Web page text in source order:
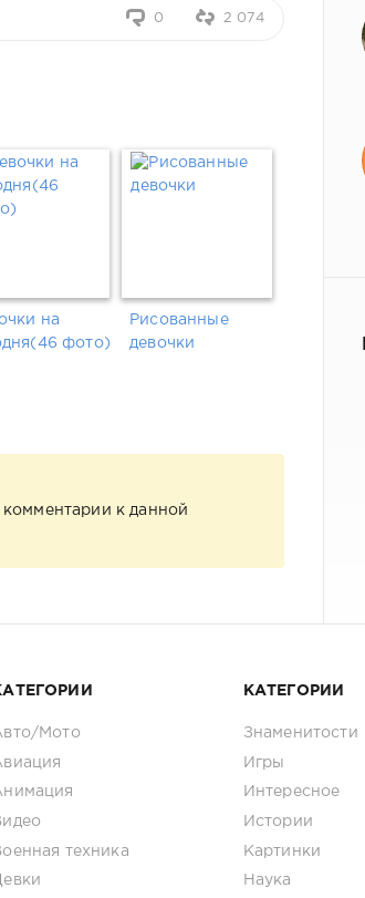
0 2 074
на
фото)
Рисованные
девочки
комментарии к данной
Мото
техника
КАТЕГОРИИ
Знаменитости
Игры
Интересное
Истории
Картинки
Наука